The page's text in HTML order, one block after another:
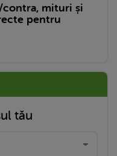
contra, mituri și
pentru
tău